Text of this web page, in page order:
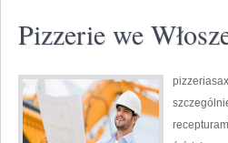
Pizzerie we